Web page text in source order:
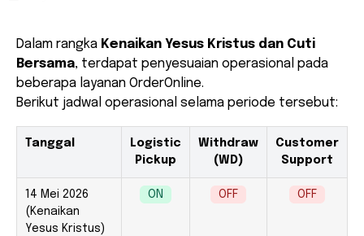
Dalam rangka Kenaikan Yesus Kristus dan Cuti
Bersama, terdapat penyesuaian operasional pada
beberapa layanan OrderOnline.
Berikut jadwal operasional selama periode tersebut:
Tanggal
Logistic
Pickup
Withdraw
(WD)
Customer
Support
14 Mei 2026
(Kenaikan
Yesus Kristus)
ON OFF OFF